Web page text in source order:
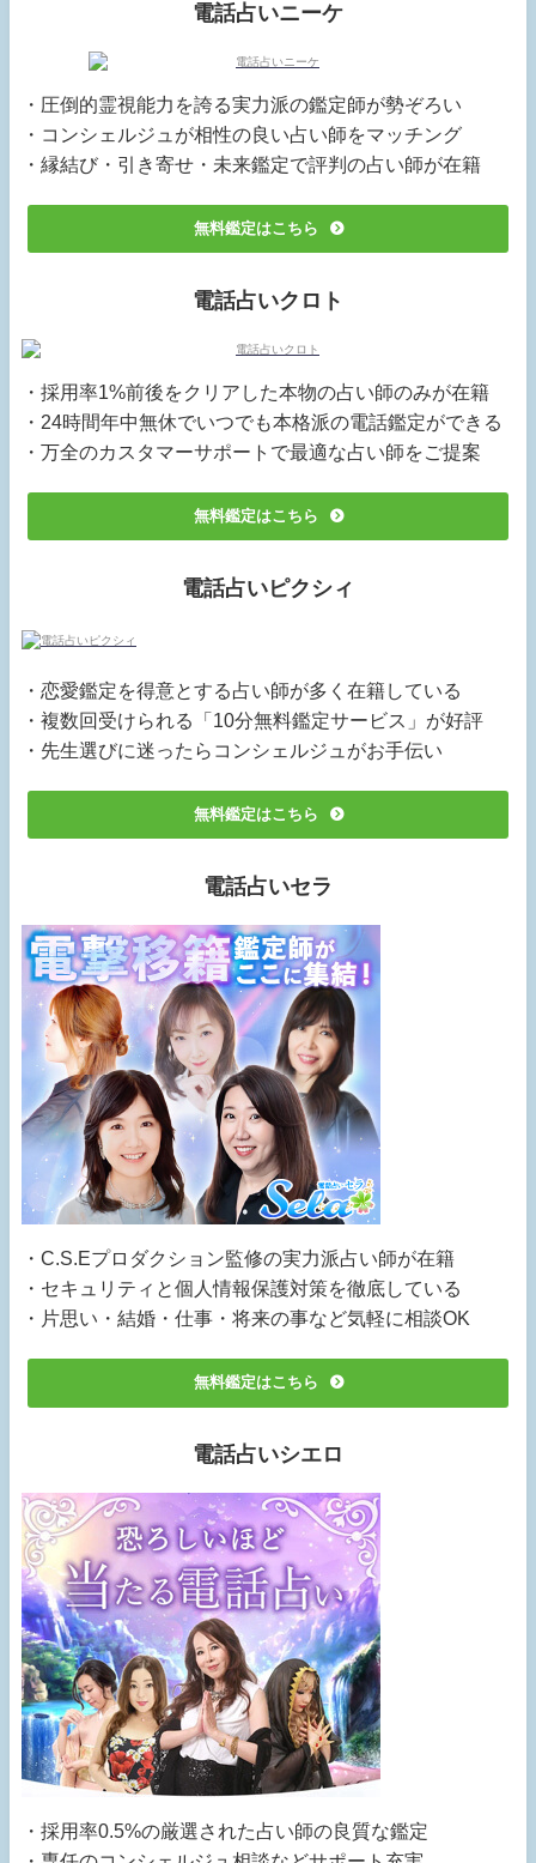
電話占いニーケ
・圧倒的霊視能力を誇る実力派の鑑定師が勢ぞろい
・コンシェルジュが相性の良い占い師をマッチング
・縁結び・引き寄せ・未来鑑定で評判の占い師が在籍
無料鑑定はこちら
電話占いクロト
・採用率1%前後をクリアした本物の占い師のみが在籍
・24時間年中無休でいつでも本格派の電話鑑定ができる
・万全のカスタマーサポートで最適な占い師をご提案
無料鑑定はこちら
電話占いピクシィ
・恋愛鑑定を得意とする占い師が多く在籍している
・複数回受けられる「10分無料鑑定サービス」が好評
・先生選びに迷ったらコンシェルジュがお手伝い
無料鑑定はこちら
電話占いセラ
・C.S.Eプロダクション監修の実力派占い師が在籍
・セキュリティと個人情報保護対策を徹底している
・片思い・結婚・仕事・将来の事など気軽に相談OK
無料鑑定はこちら
電話占いシエロ
・採用率0.5%の厳選された占い師の良質な鑑定